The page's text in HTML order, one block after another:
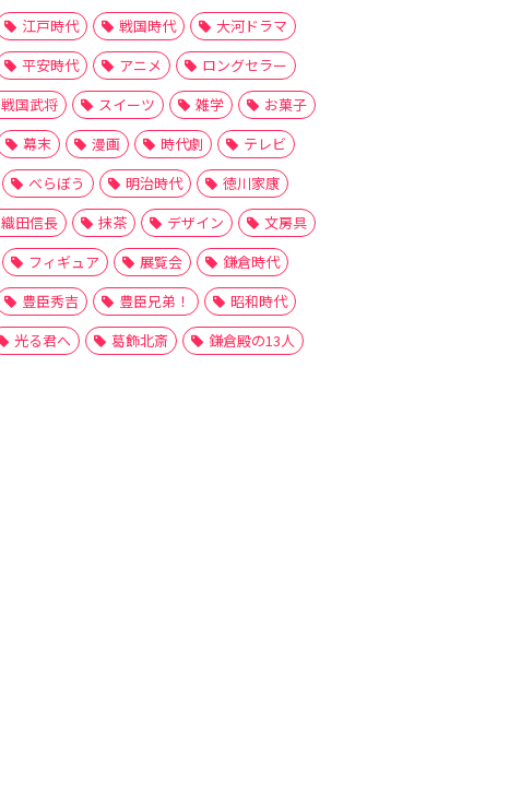
江戸時代 戦国時代
大河ドラマ
平安時代
アニメ
ロングセラー
戦国武将
スイーツ 雑学
お菓子
幕末
漫画 時代劇
テレビ
べらぼう
明治時代
徳川家康
織田信長
抹茶 デザイン
文房具
フィギュア
展覧会
鎌倉時代
豊臣秀吉
豊臣兄弟！
昭和時代
光る君へ
葛飾北斎 鎌倉殿の13人